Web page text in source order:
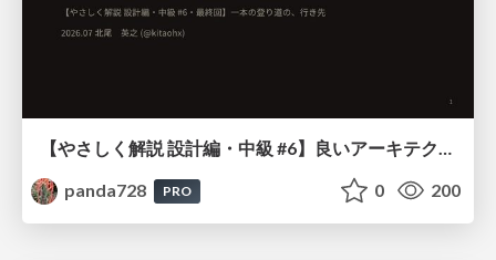
【やさしく解説 設計編・中級 #6】良いアーキテクチャとは ～ 一本の登り道の、行き先 ～
panda728
PRO 0 200